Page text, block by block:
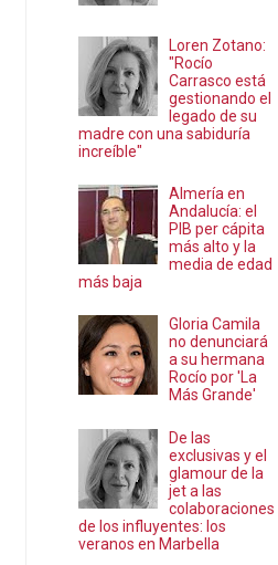
Loren Zotano:
"Rocío
Carrasco está
gestionando el
legado de su
madre con una sabiduría
increíble"
Almería en
Andalucía: el
PIB per cápita
más alto y la
media de edad
más baja
Gloria Camila
no denunciará
a su hermana
Rocío por 'La
Más Grande'
De las
exclusivas y el
glamour de la
jet a las
colaboraciones
de los influyentes: los
veranos en Marbella